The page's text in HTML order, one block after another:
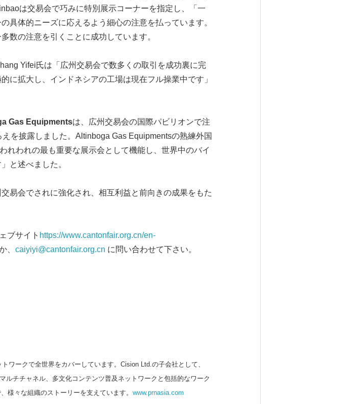
は交易会で巧みに特別展示コーナーを指定し、「一
具体的ニーズに応えるよう細心の注意を払っています。
数の注意を引くことに成功しています。
Yifei氏は「広州交易会で数多くの取引を成功裏に完
に拡大し、インドネシアの工場は現在フル操業中です」
Gas Equipmentsは、広州交易会の国際パビリオンで注
を披露しました。Altinboga Gas Equipmentsの熟練外国
れわれの最も重要な展示会として機能し、世界中のバイ
と述べました。
易会でされに強化され、相互利益と前向きの成果をもた
ブサイト https://www.cantonfair.org.cn/en-
、 caiyiyi@cantonfair.org.cn に問い合わせて下さい。
ワークで全世界をカバーしています。Cision Ltd.の子会社として、
ルチチャネル、多文化コンテンツ普及ネットワークと包括的なワーク
様々な組織のストーリーを支えています。 www.prnasia.com